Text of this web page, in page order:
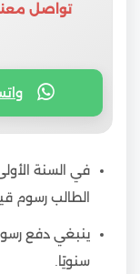
تواصل
الطالب رسوم قيد تبلغ
سنويًا.